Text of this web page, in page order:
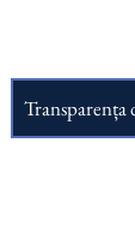
Transparența